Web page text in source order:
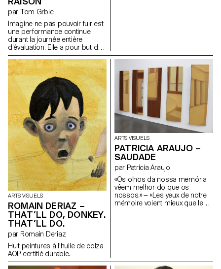
par Tom Grbic
Imagine ne pas pouvoir fuir est
une performance continue
durant la journée entière
d'évaluation. Elle a pour but de
montrer le principe de "travail
trans" théorisé par Josephine
Gilles Harris en 2019. J. G.
Harris met entre autre en
lumière le fait que les
personnes queer se doivent
d'entretenir un état constant
performatif afin de pouvoir
naviguer le monde de manière
"compréhensible". Avec une
activation de textes de Laurène
Marx, Tom Grbic, Josephine
Gilles Harris et Adel Tincelin,
c'est aussi un effort pour
s'inscrire dans une lignée, une
Histoire queer critique et
chaleureuse.
ARTS VISUELS
ROMAIN DERIAZ –
THAT’LL DO, DONKEY.
THAT’LL DO.
par Romain Deriaz
Huit peintures à l'huile de colza
AOP certifié durable.
ARTS VISUELS
PATRICIA ARAUJO –
SAUDADE
par Patricia Araujo
«Os olhos da nossa memória
vêem melhor do que os
nossos.» — «Les yeux de notre
mémoire voient mieux que les